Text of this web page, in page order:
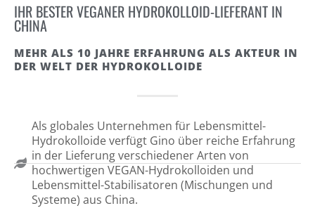
IHR BESTER VEGANER HYDROKOLLOID-LIEFERANT IN
CHINA
MEHR ALS 10 JAHRE ERFAHRUNG ALS AKTEUR IN
DER WELT DER HYDROKOLLOIDE
Als globales Unternehmen für Lebensmittel-
Hydrokolloide verfügt Gino über reiche Erfahrung
in der Lieferung verschiedener Arten von
hochwertigen VEGAN-Hydrokolloiden und
Lebensmittel-Stabilisatoren (Mischungen und
Systeme) aus China.